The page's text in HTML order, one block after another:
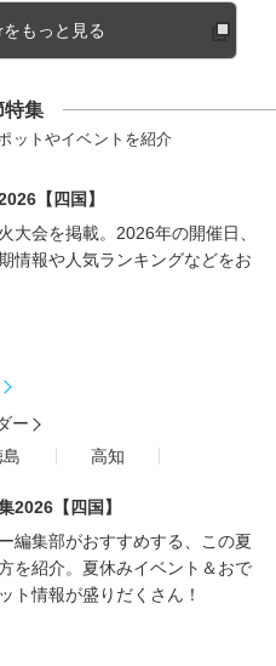
もっと見る
特集
ットやイベントを紹介
【四国】
大会を掲載。2026年の開催日、
情報や人気ランキングなどをお
ー
島 高知
2026【四国】
編集部がおすすめする、この夏
を紹介。夏休みイベント＆おで
ト情報が盛りだくさん！